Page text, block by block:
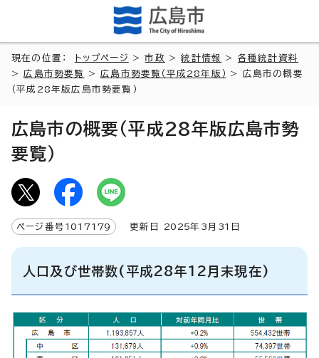
現在の位置： トップページ >市政 >統計情報 > 各種統計資料
>広島市勢要覧 >広島市勢要覧（平成28年版）
> 広島市の概要
（平成28年版広島市勢要覧）
広島市の概要（平成28年版広島市勢
要覧）
ページ番号 1017179 更新日 2025年3月 31 日
人口及び世帯数(平成28年12月末現在)